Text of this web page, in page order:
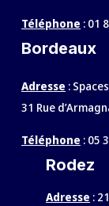
Téléphone : 01
Bordeaux
Adresse :
31 Rue
Téléphone : 05
Rodez
Adresse :